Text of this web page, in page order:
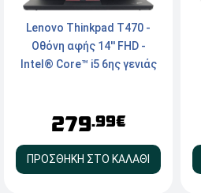
Lenovo Thinkpad T470 -
Οθόνη αφής 14'' FHD -
Intel® Core™ i5 6ης γενιάς
Type-C - Windows 11 Pro
279.99€
ΠΡΟΣΘΗΚΗ ΣΤΟ ΚΑΛΑΘΙ